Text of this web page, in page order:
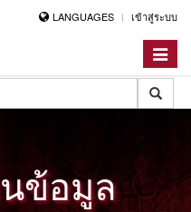
LANGUAGES เข้าสู่ระบบ
Toggle
ข้อมูล